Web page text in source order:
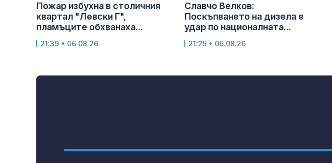
Пожар избухна в столичния
квартал "Левски Г",
пламъците обхванаха...
21:39 • 06.08.26
Славчо Велков:
Поскъпването на дизела е
удар по националната...
21:25 • 06.08.26